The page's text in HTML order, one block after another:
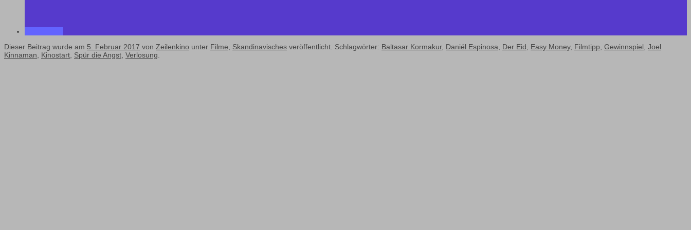
Dieser Beitrag wurde am 5. Februar 2017 von Zeilenkino unter Filme Skandinavisches veröffentlicht. Schlagwörter: Baltasar Kormakur, Daniél Espinosa Der Eid Easy Money, Filmtipp Gewinnspiel Joel
Kinnaman
Kinostart Spür die Angst Verlosung